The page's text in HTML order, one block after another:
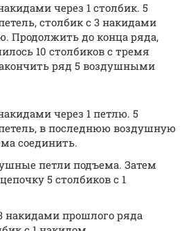
через 1 столбик. 5
столбик с 3 накидами
Продолжить до конца ряда,
10 столбиков с тремя
ряд 5 воздушными
через 1 петлю. 5
в последнюю воздушную
соединить.
петли подъема. Затем
5 столбиков с 1
накидами прошлого ряда